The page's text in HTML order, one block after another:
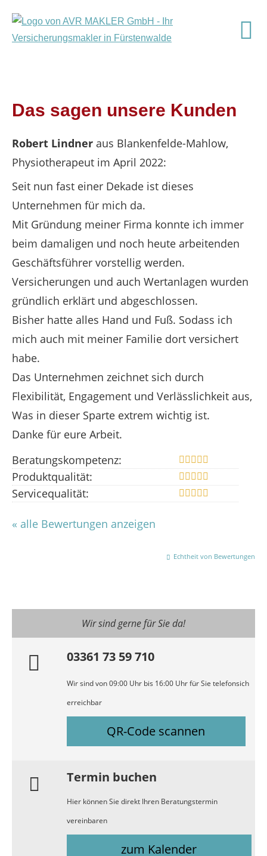
Das sagen unsere Kunden
Robert Lindner aus Blankenfelde-Mahlow,
Physiotherapeut im April 2022:
Seit nun fast einer Dekade ist dieses
Unternehmen für mich da.
Mit Gründung meiner Firma konnte ich immer
beim damaligen und noch heute arbeitenden
Geschäftsführer vorstellig werden.
Versicherungen und auch Wertanlagen wurden
gründlich erklärt und abgeschlossen.
Bisher hatte alles Hand und Fuß. Sodass ich
mich auch mit meiner Familie dort versichert
habe.
Das Unternehmen zeichnet sich durch
Flexibilität, Engagement und Verlässlichkeit aus,
Was in dieser Sparte extrem wichtig ist.
Danke für eure Arbeit.
Beratungskompetenz:
Produktqualität:
Servicequalität:
« alle Bewertungen anzeigen
Echtheit von Bewertungen
Wir sind gerne für Sie da!
03361 73 59 710
Wir sind von 09:00 Uhr bis 16:00 Uhr für Sie telefonsich
erreichbar
QR-Code scannen
Termin buchen
Hier können Sie direkt Ihren Beratungstermin
vereinbaren
zum Kalender